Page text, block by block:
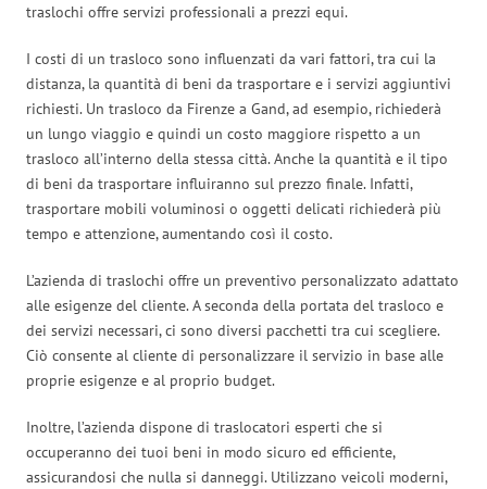
traslochi offre servizi professionali a prezzi equi.
I costi di un trasloco sono influenzati da vari fattori, tra cui la
distanza, la quantità di beni da trasportare e i servizi aggiuntivi
richiesti. Un trasloco da Firenze a Gand, ad esempio, richiederà
un lungo viaggio e quindi un costo maggiore rispetto a un
trasloco all’interno della stessa città. Anche la quantità e il tipo
di beni da trasportare influiranno sul prezzo finale. Infatti,
trasportare mobili voluminosi o oggetti delicati richiederà più
tempo e attenzione, aumentando così il costo.
L’azienda di traslochi offre un preventivo personalizzato adattato
alle esigenze del cliente. A seconda della portata del trasloco e
dei servizi necessari, ci sono diversi pacchetti tra cui scegliere.
Ciò consente al cliente di personalizzare il servizio in base alle
proprie esigenze e al proprio budget.
Inoltre, l’azienda dispone di traslocatori esperti che si
occuperanno dei tuoi beni in modo sicuro ed efficiente,
assicurandosi che nulla si danneggi. Utilizzano veicoli moderni,